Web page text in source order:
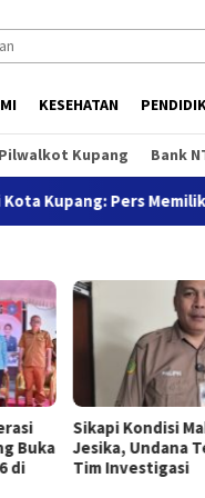
KESEHATAN
Pilwalkot Kupang Bank
Pers Memiliki
FKM
Terima Karnaval
Jamda X di
Serena Beri